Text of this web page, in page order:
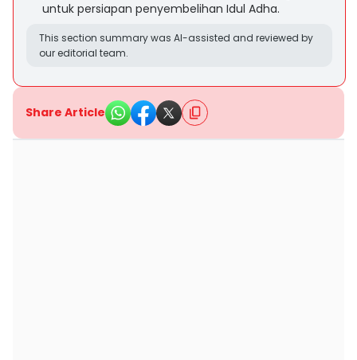
untuk persiapan penyembelihan Idul Adha.
This section summary was AI-assisted and reviewed by
our editorial team.
Share Article